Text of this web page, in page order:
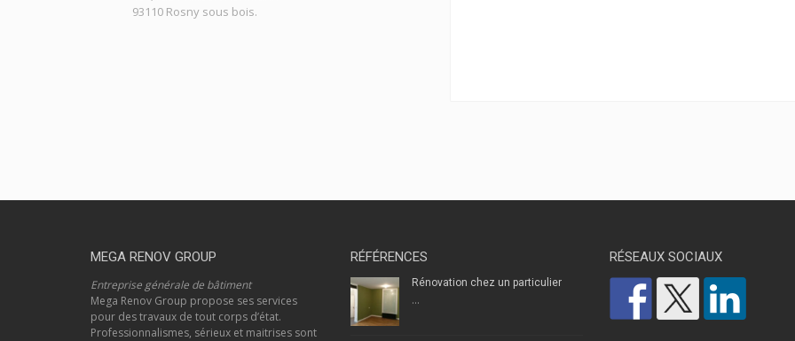
93110 Rosny sous bois.
MEGA RENOV GROUP
Entreprise générale de bâtiment
Mega Renov Group propose ses services
pour des travaux de tout corps d’état.
Professionnalismes, sérieux et maitrises sont
RÉFÉRENCES
Rénovation chez un particulier
...
RÉSEAUX SOCIAUX